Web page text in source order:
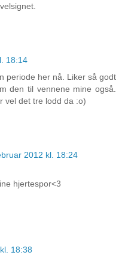
18:14
periode her nå. Liker så godt
den til vennene mine også.
vel det tre lodd da :o)
2012 kl. 18:24
hjertespor<3
18:38